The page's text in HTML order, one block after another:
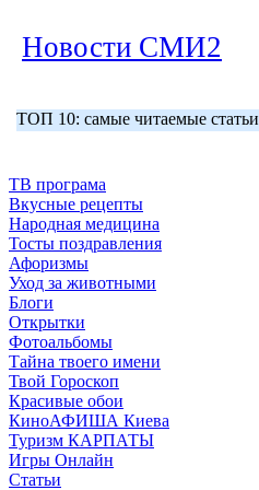
Новости СМИ2
ТОП 10: самые читаемые статьи
ТВ програма
Вкусные рецепты
Народная медицина
Тосты поздравления
Афоризмы
Уход за животными
Блоги
Открытки
Фотоальбомы
Тайна твоего имени
Твой Гороскоп
Красивые обои
КиноАФИША Киева
Туризм КАРПАТЫ
Игры Онлайн
Статьи